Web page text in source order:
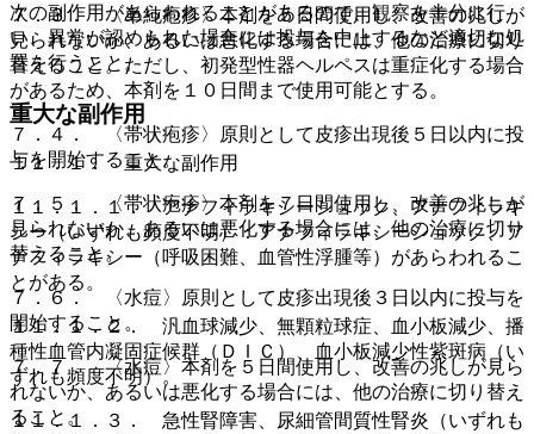
次の副作用があらわれることがあるので、観察を十分に行
い、異常が認められた場合には投与を中止するなど適切な処
置を行うこと。
重大な副作用
１１．１． 重大な副作用
１１．１．１． アナフィラキシーショック、アナフィラキ
シー（いずれも頻度不明）：アナフィラキシーショック、ア
ナフィラキシー（呼吸困難、血管性浮腫等）があらわれるこ
とがある。
１１．１．２． 汎血球減少、無顆粒球症、血小板減少、播
種性血管内凝固症候群（ＤＩＣ）、血小板減少性紫斑病（い
ずれも頻度不明）。
１１．１．３． 急性腎障害、尿細管間質性腎炎（いずれも
７．３． 〈単純疱疹〉本剤を５日間使用し、改善の兆しが
見られないか、あるいは悪化する場合には、他の治療に切り
替えること。ただし、初発型性器ヘルペスは重症化する場合
があるため、本剤を１０日間まで使用可能とする。
７．４． 〈帯状疱疹〉原則として皮疹出現後５日以内に投
与を開始すること。
７．５． 〈帯状疱疹〉本剤を７日間使用し、改善の兆しが
見られないか、あるいは悪化する場合には、他の治療に切り
替えること。
７．６． 〈水痘〉原則として皮疹出現後３日以内に投与を
開始すること。
７．７． 〈水痘〉本剤を５日間使用し、改善の兆しが見ら
れないか、あるいは悪化する場合には、他の治療に切り替え
ること。